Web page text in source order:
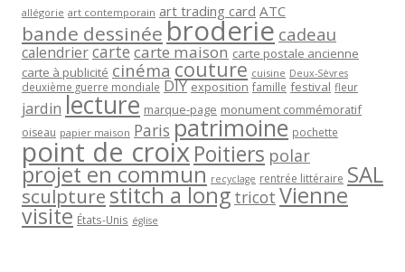
allégorie art contemporain art trading card ATC
bande dessinéebroderie cadeau
calendriercartecarte maison carte postale ancienne
carte à publicité cinéma couture cuisine Deux-Sèvres
deuxième guerre mondiale DIY exposition famille festival fleur
jardin lecture marque-page monument commémoratif
oiseau papier maison Paris patrimoine pochette
point de croixPoitiers polar
projet en commun recyclage rentrée littéraire SAL
sculpturestitch a long tricot Vienne
visite États-Unis église